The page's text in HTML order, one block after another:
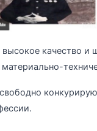
качество и